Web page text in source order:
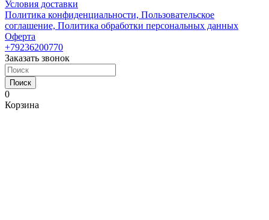
Условия доставки
Политика конфиденциальности, Пользовательское
соглашение, Политика обработки персональных данных
Оферта
+79236200770
Заказать звонок
Поиск
0
Корзина